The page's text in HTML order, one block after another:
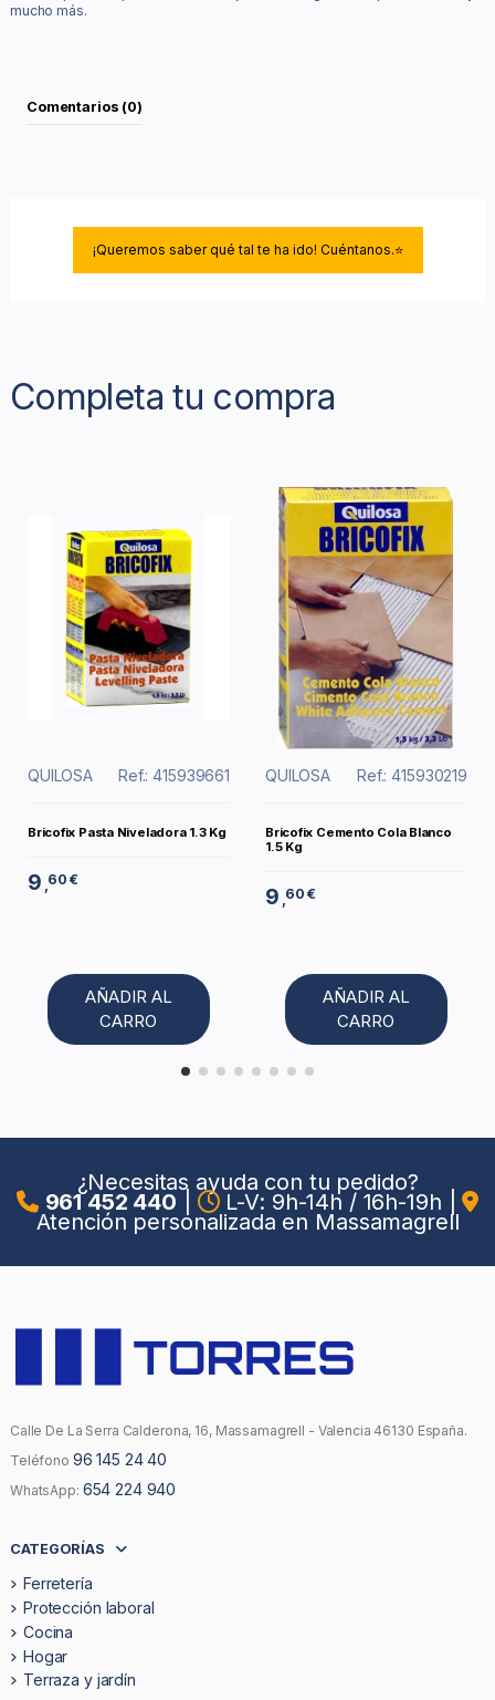
mucho más.
Comentarios (0)
¡Queremos saber qué tal te ha ido! Cuéntanos.⭐
Completa tu compra
QUILOSA Ref.: 415939661
Bricofix Pasta Niveladora 1.3 Kg
9 60 €
AÑADIR AL
CARRO
QUILOSA Ref.: 415930219
Bricofix Cemento Cola Blanco
1.5 Kg
9 60 €
AÑADIR AL
CARRO
¿Necesitas ayuda con tu pedido?
961 452 440 L-V: 9h-14h / 16h-19h
Atención personalizada en Massamagrell
Calle De La Serra Calderona, 16, Massamagrell - Valencia 46130 España.
Teléfono 96 145 24 40
WhatsApp: 654 224 940
CATEGORÍAS
Ferretería
Protección laboral
Cocina
Hogar
Terraza y jardín